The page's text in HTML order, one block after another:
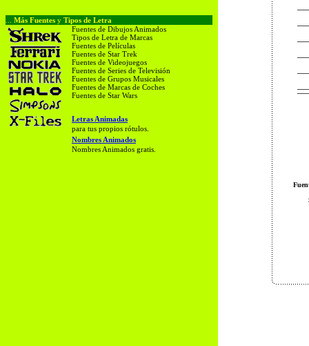
Más Fuentes y Tipos de Letra
Fuentes de Dibujos Animados
Tipos de Letra de Marcas
Fuentes de Películas
Fuentes de Star Trek
Fuentes de Videojuegos
Fuentes de Series de Televisión
Fuentes de Grupos Musicales
Fuentes de Marcas de Coches
Fuentes de Star Wars
Letras Animadas
para tus propios rótulos.
Nombres Animados
Nombres Animados gratis.